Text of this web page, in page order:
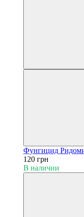
Фунгицид
120 грн
В наличии